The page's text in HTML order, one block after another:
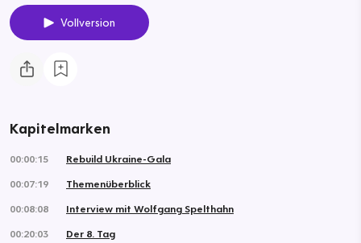
Vollversion
Kapitelmarken
00:00:15
Rebuild Ukraine-Gala
00:07:19
Themenüberblick
00:08:08
Interview mit Wolfgang Spelthahn
00:20:03
Der 8. Tag